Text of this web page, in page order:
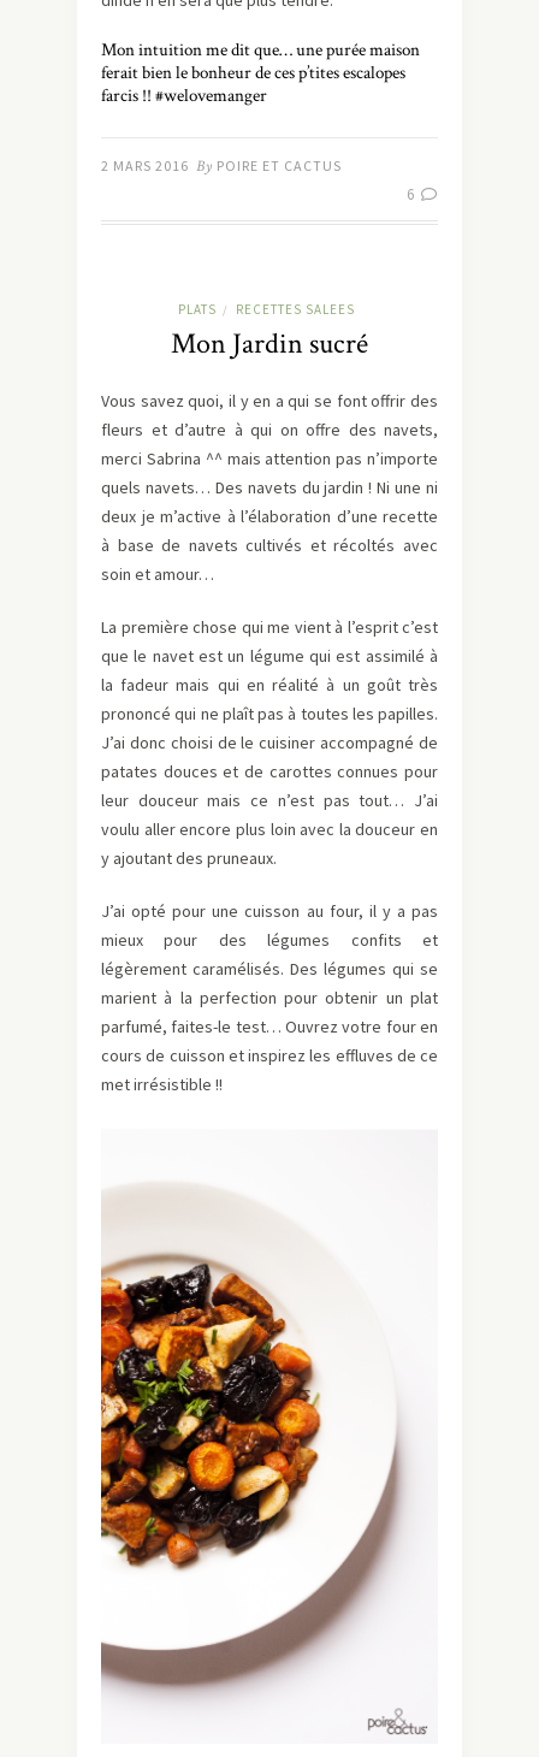
Mon intuition me dit que… une purée maison
ferait bien le bonheur de ces p’tites escalopes
farcis !! #welovemanger
2 MARS 2016 By POIRE ET CACTUS
6
PLATS / RECETTES SALEES
Mon Jardin sucré
Vous savez quoi, il y en a qui se font offrir des
fleurs et d’autre à qui on offre des navets,
merci Sabrina ^^ mais attention pas n’importe
quels navets… Des navets du jardin ! Ni une ni
deux je m’active à l’élaboration d’une recette
à base de navets cultivés et récoltés avec
soin et amour…
La première chose qui me vient à l’esprit c’est
que le navet est un légume qui est assimilé à
la fadeur mais qui en réalité à un goût très
prononcé qui ne plaît pas à toutes les papilles.
J’ai donc choisi de le cuisiner accompagné de
patates douces et de carottes connues pour
leur douceur mais ce n’est pas tout… J’ai
voulu aller encore plus loin avec la douceur en
y ajoutant des pruneaux.
J’ai opté pour une cuisson au four, il y a pas
mieux pour des légumes confits et
légèrement caramélisés. Des légumes qui se
marient à la perfection pour obtenir un plat
parfumé, faites-le test… Ouvrez votre four en
cours de cuisson et inspirez les effluves de ce
met irrésistible !!